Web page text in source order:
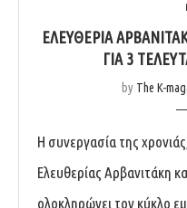
ΕΛΕΥΘΕΡΙΑ
ΓΙΑ 3
by The K-
Η συνεργασία της
Ελευθερίας Αρβανιτάκη
ολοκληρώνει τον κύκλο